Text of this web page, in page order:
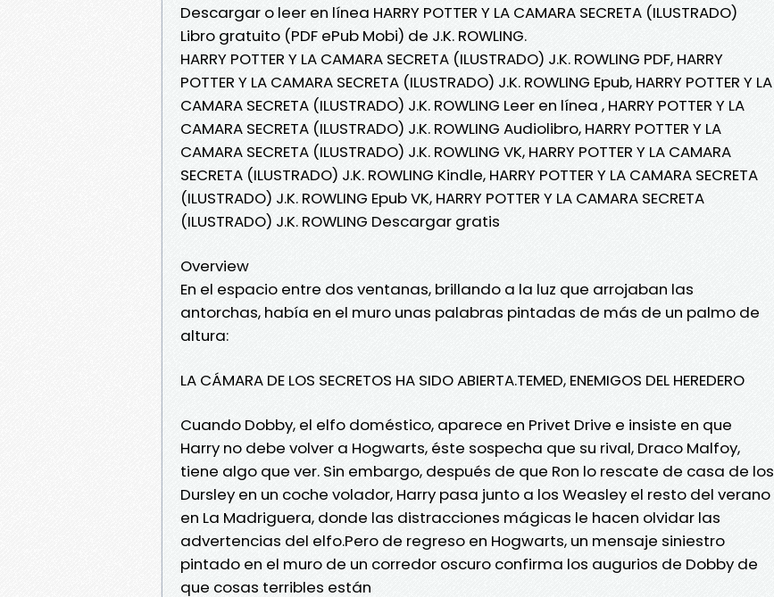
Descargar o leer en línea HARRY POTTER Y LA CAMARA SECRETA (ILUSTRADO)
Libro gratuito (PDF ePub Mobi) de J.K. ROWLING.
HARRY POTTER Y LA CAMARA SECRETA (ILUSTRADO) J.K. ROWLING PDF, HARRY
POTTER Y LA CAMARA SECRETA (ILUSTRADO) J.K. ROWLING Epub, HARRY POTTER Y LA
CAMARA SECRETA (ILUSTRADO) J.K. ROWLING Leer en línea , HARRY POTTER Y LA
CAMARA SECRETA (ILUSTRADO) J.K. ROWLING Audiolibro, HARRY POTTER Y LA
CAMARA SECRETA (ILUSTRADO) J.K. ROWLING VK, HARRY POTTER Y LA CAMARA
SECRETA (ILUSTRADO) J.K. ROWLING Kindle, HARRY POTTER Y LA CAMARA SECRETA
(ILUSTRADO) J.K. ROWLING Epub VK, HARRY POTTER Y LA CAMARA SECRETA
(ILUSTRADO) J.K. ROWLING Descargar gratis
Overview
En el espacio entre dos ventanas, brillando a la luz que arrojaban las
antorchas, había en el muro unas palabras pintadas de más de un palmo de
altura:
LA CÁMARA DE LOS SECRETOS HA SIDO ABIERTA.TEMED, ENEMIGOS DEL HEREDERO
Cuando Dobby, el elfo doméstico, aparece en Privet Drive e insiste en que
Harry no debe volver a Hogwarts, éste sospecha que su rival, Draco Malfoy,
tiene algo que ver. Sin embargo, después de que Ron lo rescate de casa de los
Dursley en un coche volador, Harry pasa junto a los Weasley el resto del verano
en La Madriguera, donde las distracciones mágicas le hacen olvidar las
advertencias del elfo.Pero de regreso en Hogwarts, un mensaje siniestro
pintado en el muro de un corredor oscuro confirma los augurios de Dobby de
que cosas terribles están